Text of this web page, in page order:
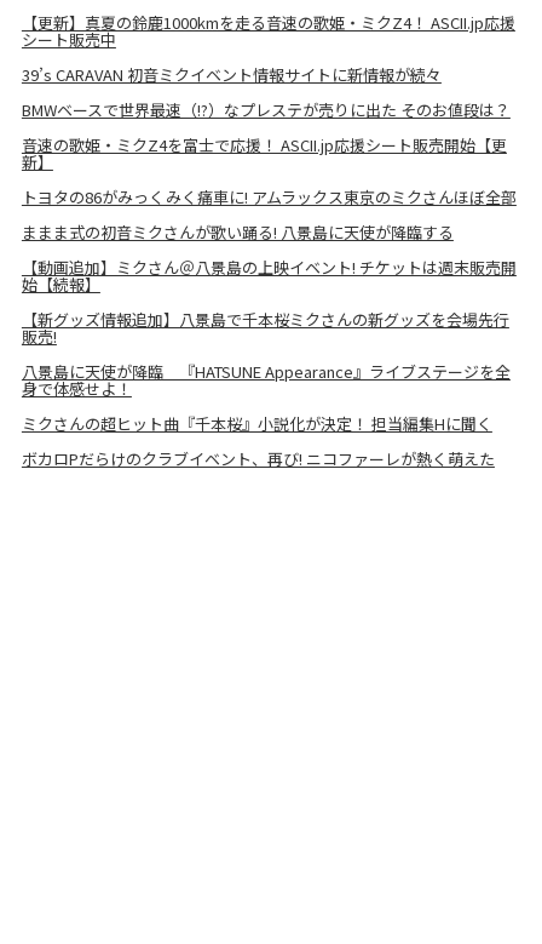
【更新】真夏の鈴鹿1000kmを走る音速の歌姫・ミクZ4！ ASCII.jp応援
シート販売中
39’s CARAVAN 初音ミクイベント情報サイトに新情報が続々
BMWベースで世界最速（!?）なプレステが売りに出た そのお値段は？
音速の歌姫・ミクZ4を富士で応援！ ASCII.jp応援シート販売開始【更
新】
トヨタの86がみっくみく痛車に! アムラックス東京のミクさんほぼ全部
ままま式の初音ミクさんが歌い踊る! 八景島に天使が降臨する
【動画追加】ミクさん＠八景島の上映イベント! チケットは週末販売開
始【続報】
【新グッズ情報追加】八景島で千本桜ミクさんの新グッズを会場先行
販売!
八景島に天使が降臨 『HATSUNE Appearance』ライブステージを全
身で体感せよ！
ミクさんの超ヒット曲『千本桜』小説化が決定！ 担当編集Hに聞く
ボカロPだらけのクラブイベント、再び! ニコファーレが熱く萌えた